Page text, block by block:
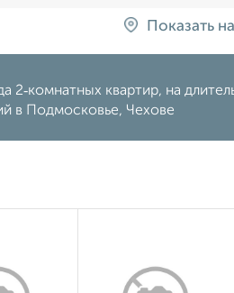
Показать
2‑комнатных квартир, на
в Подмосковье, Чехове